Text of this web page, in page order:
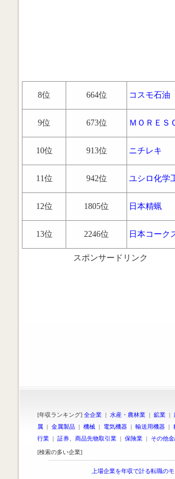
8位 664位 コスモ石油
9位 673位 ＭＯＲＥＳ
10位 913位 ニチレキ
11位 942位 ユシロ化学
12位 1805位 日本精蝋
13位 2246位 日本コーク
スポンサードリンク
[年収ランキング] 全企業 | 水産・農林業 | 鉱業 |
属 | 金属製品 | 機械 | 電気機器 | 輸送用機器 |
行業 | 証券、商品先物取引業 | 保険業 | その他
[検索の多い企業]
上場企業を年収で計る転職の